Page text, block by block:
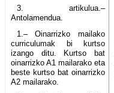
3. artikulua.–
Antolamendua.
1.– Oinarrizko mailako
curriculumak bi kurtso
izango ditu. Kurtso bat
oinarrizko A1 mailarako eta
beste kurtso bat oinarrizko
A2 mailarako.